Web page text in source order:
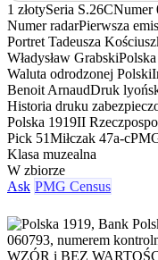
1 złotySeria S.26CNumer
Numer radarPierwsza
Portret Tadeusza
Władysław Grabski
Waluta odrodzonej Polski
Benoit ArnaudDruk
Historia druku
Polska 1919II
Pick 51Miłczak 47a-c
Klasa muzealna
W zbiorze
Ask PMG Census